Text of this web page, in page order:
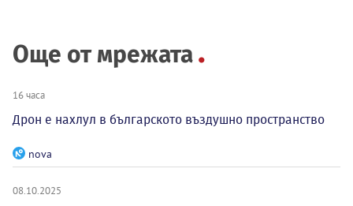
Още от мрежата
16 часа
Дрон е нахлул в българското въздушно пространство
nova
08.10.2025